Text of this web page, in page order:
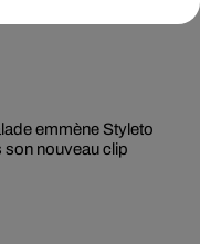
emmène Styleto
nouveau clip